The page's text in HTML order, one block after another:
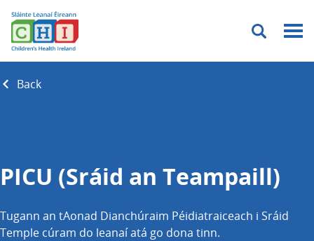
Menu
Back
PICU (Sráid an Teampaill)
Tugann an tAonad Dianchúraim Péidiatraiceach i Sráid
Temple cúram do leanaí atá go dona tinn.